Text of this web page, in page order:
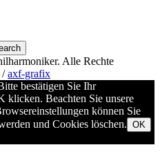
. Alle Rechte
/axf-grafix
bestätigen Sie Ihr
klicken. Beachten Sie unsere
können Sie
und Cookies löschen. OK